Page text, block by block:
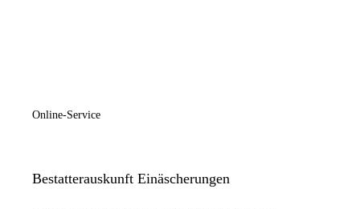
Online-Service
Bestatterauskunft Einäscherungen